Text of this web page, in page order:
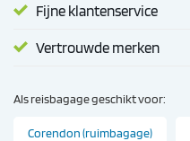
Fijne klantenservice
Vertrouwde merken
Als reisbagage geschikt voor:
Corendon (ruimbagage)